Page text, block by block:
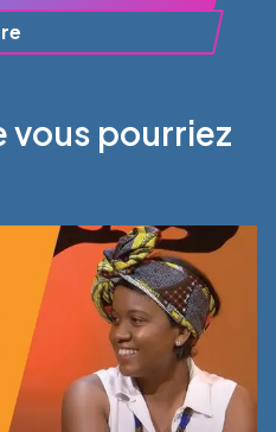
vous pourriez